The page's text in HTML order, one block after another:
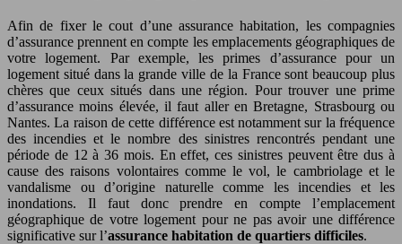
Afin de fixer le cout d’une assurance habitation, les compagnies
d’assurance prennent en compte les emplacements géographiques de
votre logement. Par exemple, les primes d’assurance pour un
logement situé dans la grande ville de la France sont beaucoup plus
chères que ceux situés dans une région. Pour trouver une prime
d’assurance moins élevée, il faut aller en Bretagne, Strasbourg ou
Nantes. La raison de cette différence est notamment sur la fréquence
des incendies et le nombre des sinistres rencontrés pendant une
période de 12 à 36 mois. En effet, ces sinistres peuvent être dus à
cause des raisons volontaires comme le vol, le cambriolage et le
vandalisme ou d’origine naturelle comme les incendies et les
inondations. Il faut donc prendre en compte l’emplacement
géographique de votre logement pour ne pas avoir une différence
significative sur l’assurance habitation de quartiers difficiles.